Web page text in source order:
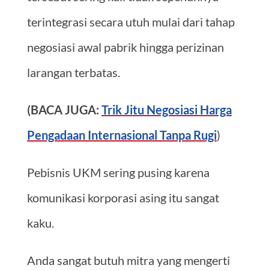
terintegrasi secara utuh mulai dari tahap
negosiasi awal pabrik hingga perizinan
larangan terbatas.
(BACA JUGA: Trik Jitu Negosiasi Harga
Pengadaan Internasional Tanpa Rugi)
Pebisnis UKM sering pusing karena
komunikasi korporasi asing itu sangat
kaku.
Anda sangat butuh mitra yang mengerti